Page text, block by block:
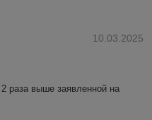
10.03.2025
раза выше заявленной на